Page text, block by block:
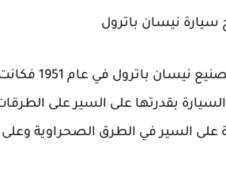
سيارة نيسان باترول
بدأ
بقدرتها على السير على
على السير في الطرق الصحراوية وعلى